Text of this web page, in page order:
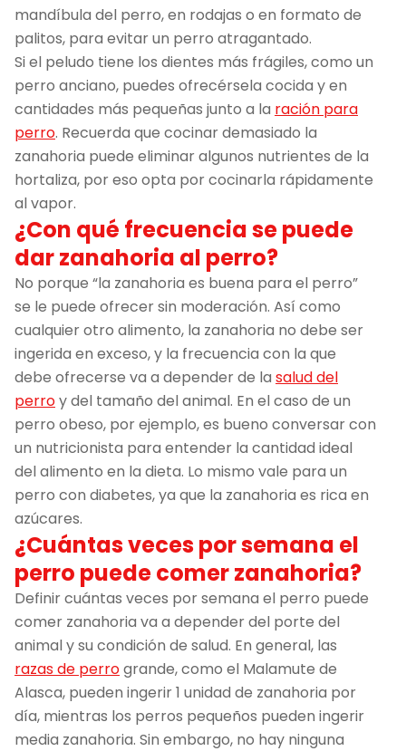
mandíbula del perro, en rodajas o en formato de
palitos, para evitar un perro atragantado.
Si el peludo tiene los dientes más frágiles, como un
perro anciano, puedes ofrecérsela cocida y en
cantidades más pequeñas junto a la ración para
perro. Recuerda que cocinar demasiado la
zanahoria puede eliminar algunos nutrientes de la
hortaliza, por eso opta por cocinarla rápidamente
al vapor.
¿Con qué frecuencia se puede
dar zanahoria al perro?
No porque “la zanahoria es buena para el perro”
se le puede ofrecer sin moderación. Así como
cualquier otro alimento, la zanahoria no debe ser
ingerida en exceso, y la frecuencia con la que
debe ofrecerse va a depender de la salud del
perroy del tamaño del animal. En el caso de un
perro obeso, por ejemplo, es bueno conversar con
un nutricionista para entender la cantidad ideal
del alimento en la dieta. Lo mismo vale para un
perro con diabetes, ya que la zanahoria es rica en
azúcares.
¿Cuántas veces por semana el
perro puede comer zanahoria?
Definir cuántas veces por semana el perro puede
comer zanahoria va a depender del porte del
animal y su condición de salud. En general, las
razas de perrogrande, como el Malamute de
Alasca, pueden ingerir 1 unidad de zanahoria por
día, mientras los perros pequeños pueden ingerir
media zanahoria. Sin embargo, no hay ninguna